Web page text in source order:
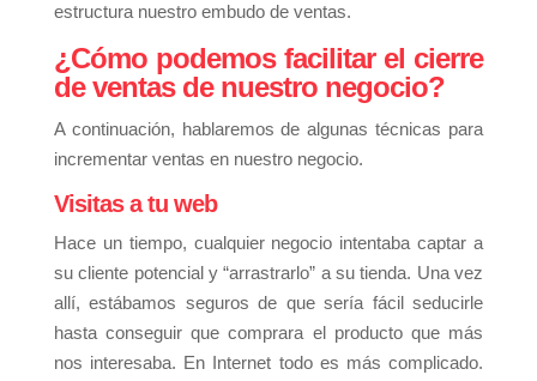
estructura nuestro embudo de ventas.
¿Cómo podemos facilitar el cierre
de ventas de nuestro negocio?
A continuación, hablaremos de algunas técnicas para
incrementar ventas en nuestro negocio.
Visitas a tu web
Hace un tiempo, cualquier negocio intentaba captar a
su cliente potencial y “arrastrarlo” a su tienda. Una vez
allí, estábamos seguros de que sería fácil seducirle
hasta conseguir que comprara el producto que más
nos interesaba. En Internet todo es más complicado.